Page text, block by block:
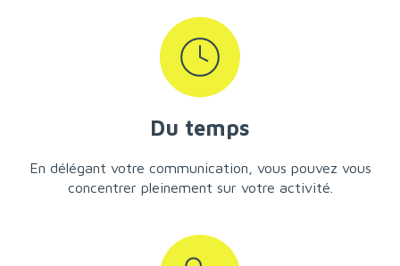
Du temps
En délégant votre communication, vous pouvez vous
concentrer pleinement sur votre activité.